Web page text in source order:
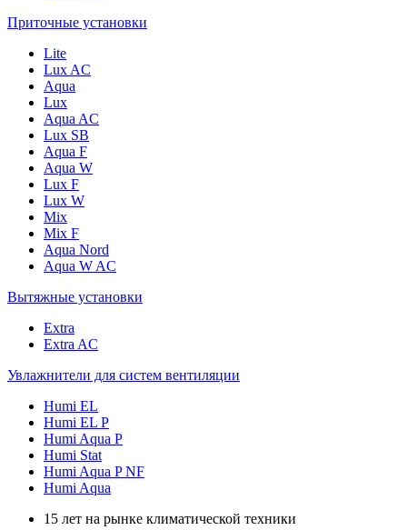
Приточные установки
Lite
Lux AC
Aqua
Lux
Aqua AC
Lux SB
Aqua F
Aqua W
Lux F
Lux W
Mix
Mix F
Aqua Nord
Aqua W AC
Вытяжные установки
Extra
Extra AC
Увлажнители для систем вентиляции
Humi EL
Humi EL P
Humi Aqua P
Humi Stat
Humi Aqua P NF
Humi Aqua
15 лет на рынке климатической техники